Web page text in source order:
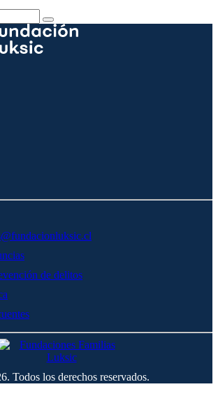
de delitos
Todos los derechos reservados.